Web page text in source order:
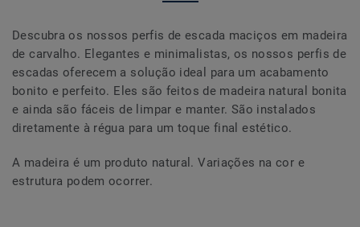
Descubra os nossos perfis de escada maciços em madeira
de carvalho. Elegantes e minimalistas, os nossos perfis de
escadas oferecem a solução ideal para um acabamento
bonito e perfeito. Eles são feitos de madeira natural bonita
e ainda são fáceis de limpar e manter. São instalados
diretamente à régua para um toque final estético.
A madeira é um produto natural. Variações na cor e
estrutura podem ocorrer.